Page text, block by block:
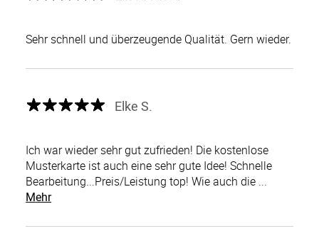
Sehr schnell und überzeugende Qualität. Gern wieder.
Elke S.
Ich war wieder sehr gut zufrieden! Die kostenlose
Musterkarte ist auch eine sehr gute Idee! Schnelle
Bearbeitung...Preis/Leistung top! Wie auch die ...
Mehr